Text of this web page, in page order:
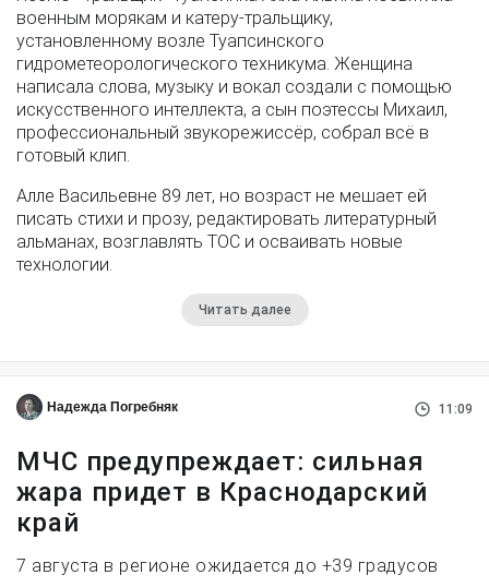
военным морякам и катеру-тральщику,
установленному возле Туапсинского
гидрометеорологического техникума. Женщина
написала слова, музыку и вокал создали с помощью
искусственного интеллекта, а сын поэтессы Михаил,
профессиональный звукорежиссёр, собрал всё в
готовый клип.
Алле Васильевне 89 лет, но возраст не мешает ей
писать стихи и прозу, редактировать литературный
альманах, возглавлять ТОС и осваивать новые
технологии.
Читать далее
Надежда Погребняк 11:09
МЧС предупреждает: сильная
жара придет в Краснодарский
край
7 августа в регионе ожидается до +39 градусов